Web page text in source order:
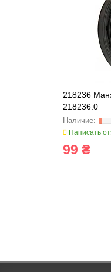
218236
218236.0
Написать
99 ₴